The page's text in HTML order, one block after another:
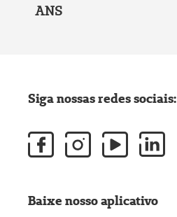
ANS
Siga nossas redes sociais:
Baixe nosso aplicativo